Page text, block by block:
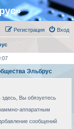
Вход
Регистрация
Эльбрус
Вы обязуетесь
аппаратным
сообщений